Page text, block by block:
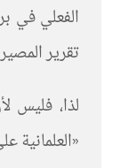
الفعلي في
تقرير
لذا، فليس
«العلمانية